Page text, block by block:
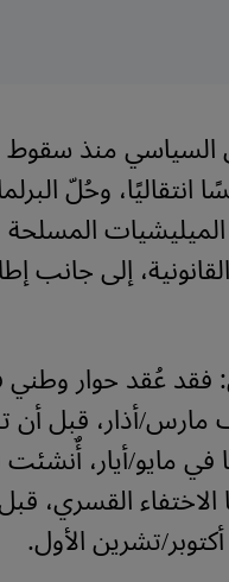
السياسي منذ سقوط
انتقاليًا، وحُلّ
وأُعلن عن حل الميليشيات المسلحة
إلى جانب
عُقد حوار
أذار، قبل أن
في مايو/أيار،
الاختفاء القسري،
تشرين الأول.